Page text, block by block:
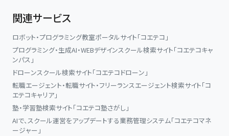
関連サービス
ロボット・プログラミング教室ポータルサイト「コエテコ」
プログラミング・生成AI・WEBデザインスクール検索サイト「コエテコキャ
ンパス」
ドローンスクール検索サイト「コエテコドローン」
転職エージェント・転職サイト・フリーランスエージェント検索サイト「コ
エテコキャリア」
塾・学習塾検索サイト「コエテコ塾さがし」
AIで、スクール運営をアップデートする業務管理システム「コエテコマネ
ージャー」